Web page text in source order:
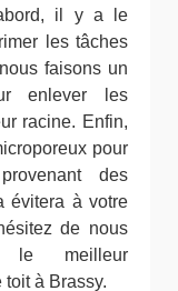
il y a le
les tâches
faisons un
enlever les
racine. Enfin,
pour
des
évitera à votre
de nous
le meilleur
à Brassy.